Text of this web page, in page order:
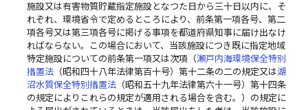
施設又は有害物質貯蔵指定施設となつた日から三十日以内に、そ
れぞれ、環境省令で定めるところにより、前条第一項各号、第二
項各号又は第三項各号に掲げる事項を都道府県知事に届け出なけ
ればならない。この場合において、当該施設につき既に指定地域
特定施設についての前条第一項又は次項（瀬戸内海環境保全特別
措置法 （昭和四十八年法律第百十号）第十二条の二の規定又は湖
沼水質保全特別措置法 （昭和五十九年法律第六十一号）第十四条
の規定によりこれらの規定が適用される場合を含む。）の規定に